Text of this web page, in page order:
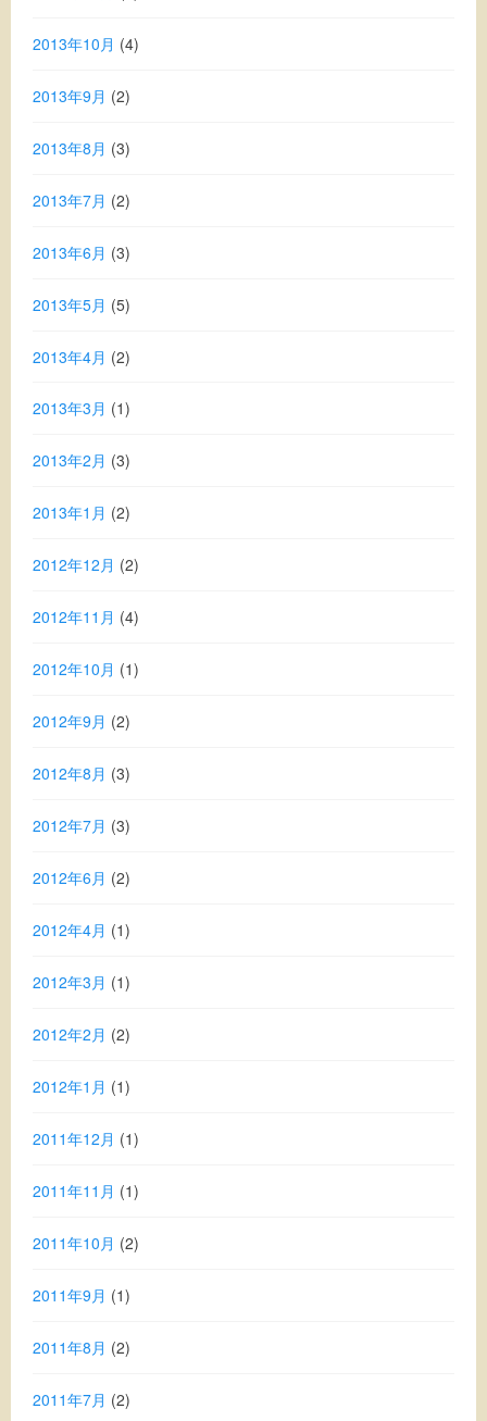
2013年10月 (4)
2013年9月 (2)
2013年8月 (3)
2013年7月 (2)
2013年6月 (3)
2013年5月 (5)
2013年4月 (2)
2013年3月 (1)
2013年2月 (3)
2013年1月 (2)
2012年12月 (2)
2012年11月 (4)
2012年10月 (1)
2012年9月 (2)
2012年8月 (3)
2012年7月 (3)
2012年6月 (2)
2012年4月 (1)
2012年3月 (1)
2012年2月 (2)
2012年1月 (1)
2011年12月 (1)
2011年11月 (1)
2011年10月 (2)
2011年9月 (1)
2011年8月 (2)
2011年7月 (2)